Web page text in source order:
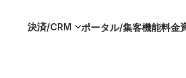
決済/CRM ポータル/集客機能料金